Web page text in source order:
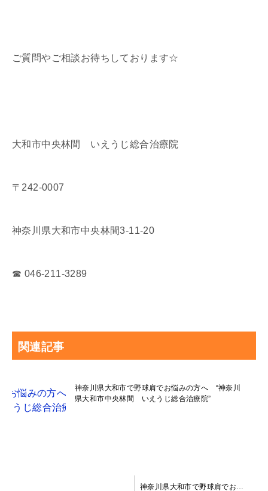
ご質問やご相談お待ちしております☆
大和市中央林間 いえうじ総合治療院
〒242-0007
神奈川県大和市中央林間3-11-20
☎ 046-211-3289
関連記事
神奈川県大和市で野球肩でお悩みの方へ “神奈川
県大和市中央林間 いえうじ総合治療院”